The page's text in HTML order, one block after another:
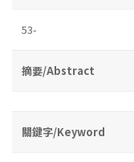
53-
摘要/Abstract
關鍵字/Keyword